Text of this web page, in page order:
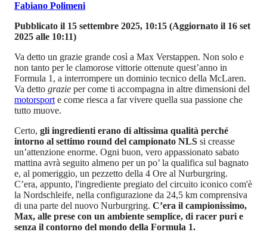
Fabiano Polimeni
Pubblicato il 15 settembre 2025, 10:15 (Aggiornato il 16 set
2025 alle 10:11)
Va detto un grazie grande così a Max Verstappen. Non solo e
non tanto per le clamorose vittorie ottenute quest’anno in
Formula 1, a interrompere un dominio tecnico della McLaren.
Va detto grazie per come ti accompagna in altre dimensioni del
motorsport e come riesca a far vivere quella sua passione che
tutto muove.
Certo, gli ingredienti erano di altissima qualità perché
intorno al settimo round del campionato NLS si creasse
un’attenzione enorme. Ogni buon, vero appassionato sabato
mattina avrà seguito almeno per un po’ la qualifica sul bagnato
e, al pomeriggio, un pezzetto della 4 Ore al Nurburgring.
C’era, appunto, l'ingrediente pregiato del circuito iconico com'è
la Nordschleife, nella configurazione da 24,5 km comprensiva
di una parte del nuovo Nurburgring. C’era il campionissimo,
Max, alle prese con un ambiente semplice, di racer puri e
senza il contorno del mondo della Formula 1.